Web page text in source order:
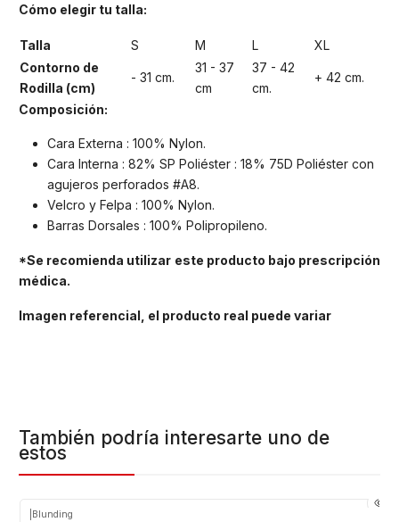
Cómo elegir tu talla:
Talla S M L
XL
Contorno de
Rodilla (cm)
- 31 cm.
31 - 37
cm
37 - 42
cm.
+ 42 cm.
Composición:
Cara Externa : 100% Nylon.
Cara Interna : 82% SP Poliéster : 18% 75D Poliéster con
agujeros perforados #A8.
Velcro y Felpa : 100% Nylon.
Barras Dorsales : 100% Polipropileno.
*Se recomienda utilizar este producto bajo prescripción
médica.
Imagen referencial, el producto real puede variar
También podría interesarte uno de
estos
Blunding